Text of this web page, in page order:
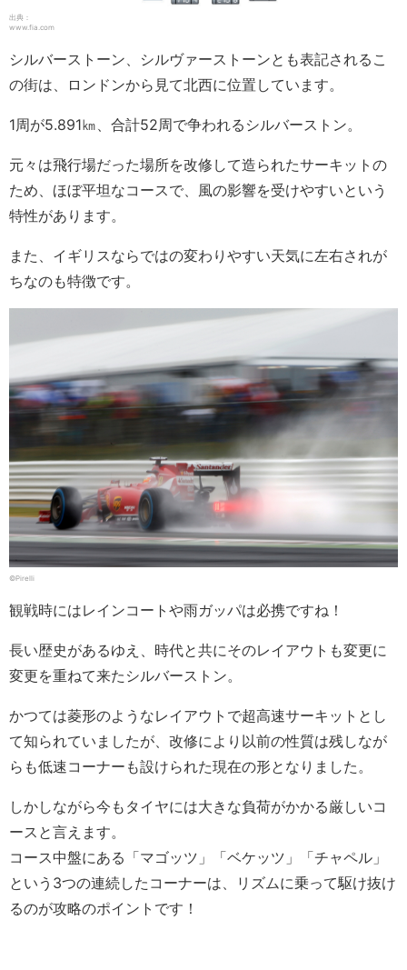
出典：
www.fia.com
シルバーストーン、シルヴァーストーンとも表記されるこ
の街は、ロンドンから見て北西に位置しています。
1周が5.891㎞、合計52周で争われるシルバーストン。
元々は飛行場だった場所を改修して造られたサーキットの
ため、ほぼ平坦なコースで、風の影響を受けやすいという
特性があります。
また、イギリスならではの変わりやすい天気に左右されが
ちなのも特徴です。
©Pirelli
観戦時にはレインコートや雨ガッパは必携ですね！
長い歴史があるゆえ、時代と共にそのレイアウトも変更に
変更を重ねて来たシルバーストン。
かつては菱形のようなレイアウトで超高速サーキットとし
て知られていましたが、改修により以前の性質は残しなが
らも低速コーナーも設けられた現在の形となりました。
しかしながら今もタイヤには大きな負荷がかかる厳しいコ
ースと言えます。
コース中盤にある「マゴッツ」「ベケッツ」「チャペル」
という3つの連続したコーナーは、リズムに乗って駆け抜け
るのが攻略のポイントです！